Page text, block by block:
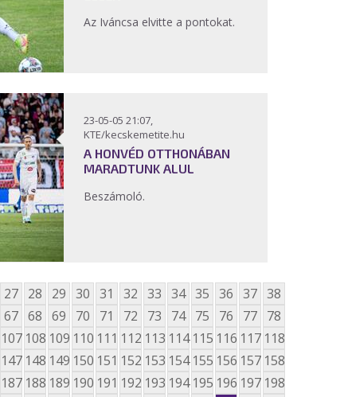
Az Iváncsa elvitte a pontokat.
23-05-05 21:07,
KTE/kecskemetite.hu
A HONVÉD OTTHONÁBAN
MARADTUNK ALUL
Beszámoló.
27 28 29 30 31 32 33 34 35 36 37 38
67 68 69 70 71 72 73 74 75 76 77 78
107 108 109 110 111 112 113 114 115 116 117 118
147 148 149 150 151 152 153 154 155 156 157 158
187 188 189 190 191 192 193 194 195 196 197 198